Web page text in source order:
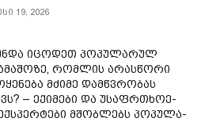
19, 2026
იცოდეთ პოპულარულ
რომლის არასწორი
მძიმე დამწვრობას
– ექი­მე­ბი და უსაფრ­თხო­ე­
მშობ­ლებს პო­პუ­ლა­